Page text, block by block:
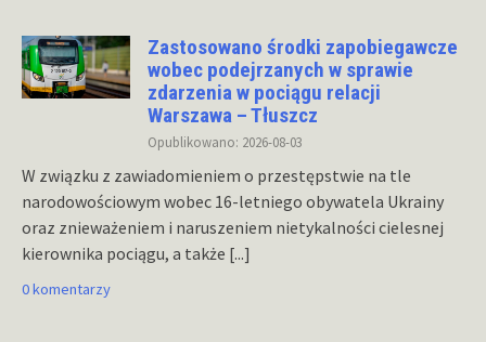
Zastosowano środki zapobiegawcze
wobec podejrzanych w sprawie
zdarzenia w pociągu relacji
Warszawa – Tłuszcz
Opublikowano: 2026-08-03
W związku z zawiadomieniem o przestępstwie na tle
narodowościowym wobec 16-letniego obywatela Ukrainy
oraz znieważeniem i naruszeniem nietykalności cielesnej
kierownika pociągu, a także [...]
0 komentarzy